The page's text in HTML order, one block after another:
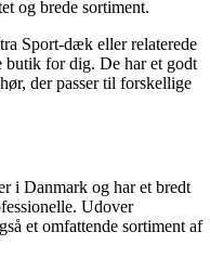
og brede sortiment.
Sport-dæk eller relaterede
butik for dig. De har et godt
der passer til forskellige
i Danmark og har et bredt
Udover
et omfattende sortiment af